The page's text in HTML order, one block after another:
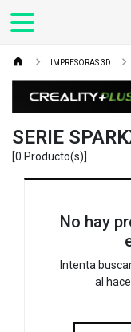
IMPRESORAS 3D
SERIE
[0 Producto(s)]
No hay
Intenta
al